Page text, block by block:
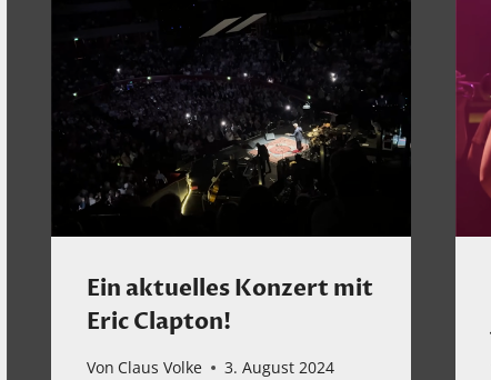
Ein aktuelles Konzert mit
Eric Clapton!
Von Claus Volke 3. August 2024